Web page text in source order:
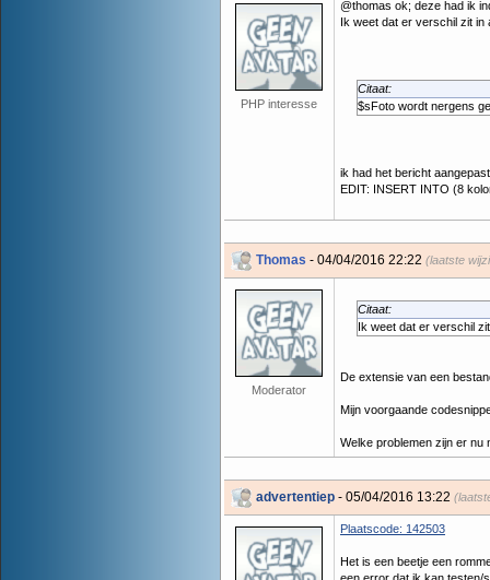
PHP interesse
@thomas ok; deze had ik
Ik weet dat er verschil zit
Citaat:
$sFoto wordt nergens
ik had het bericht
EDIT: INSERT INTO (8
Thomas - 04/04/2016 22:22 (laatste
Moderator
Citaat:
Ik weet dat er verschil
De extensie van een
Mijn voorgaande
Welke problemen zijn er nu
advertentiep - 05/04/2016 13:22
Plaatscode: 142503
Het is een beetje een